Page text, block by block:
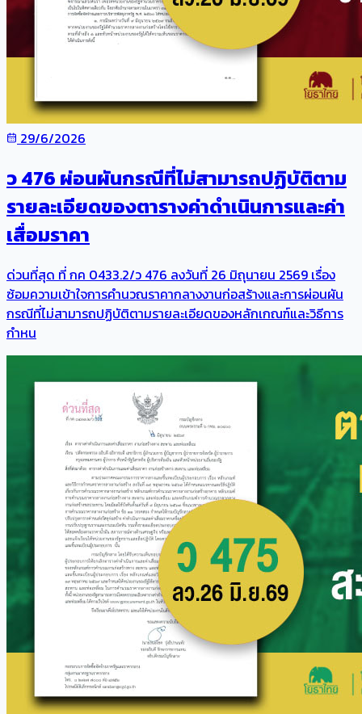
29/6/2026
ว 476 ผ่อนผันกรณีที่ไม่สามารถปฏิบัติตาม
รายละเอียดของตารางค่าดำเนินการและค่า
เสื่อมราคา
ด่วนที่สุด ที่ กค 0433.2/ว 476 ลงวันที่ 26 มิถุนายน 2569 เรื่อง
ซ้อมความเข้าใจการคำนวณราคากลางงานก่อสร้างและการผ่อนผัน
กรณีที่ไม่สามารถปฏิบัติตามรายละเอียดของหลักเกณฑ์และวิธีการ
กำหน